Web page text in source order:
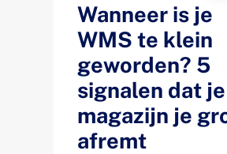
Wanneer is je
WMS te klein
geworden? 5
signalen dat je
magazijn je
afremt